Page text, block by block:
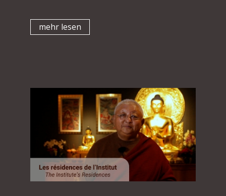
mehr lesen